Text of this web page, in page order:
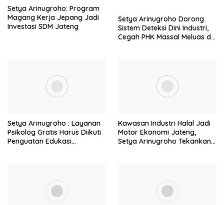
Setya Arinugroho: Program
Magang Kerja Jepang Jadi
Investasi SDM Jateng
Setya Arinugroho Dorong
Sistem Deteksi Dini Industri,
Cegah PHK Massal Meluas di
Setya Arinugroho : Layanan
Psikolog Gratis Harus Diikuti
Penguatan Edukasi
Kawasan Industri Halal Jadi
Motor Ekonomi Jateng,
Setya Arinugroho Tekankan